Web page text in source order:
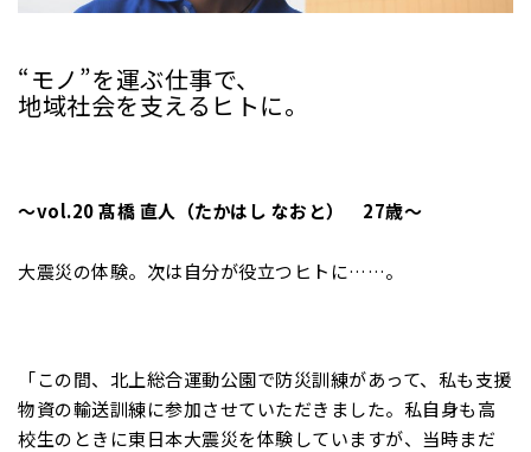
“モノ”を運ぶ仕事で、
地域社会を支えるヒトに。
～vol.20 髙橋 直人（たかはし なおと） 27歳～
大震災の体験。次は自分が役立つヒトに……。
「この間、北上総合運動公園で防災訓練があって、私も支援
物資の輸送訓練に参加させていただきました。私自身も高
校生のときに東日本大震災を体験していますが、当時まだ